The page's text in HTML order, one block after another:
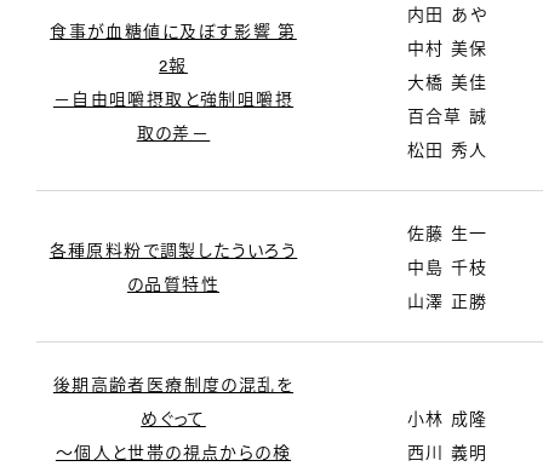
食事が血糖値に及ぼす影響 第
2報
－自由咀嚼摂取と強制咀嚼摂
取の差－
内田 あや
中村 美保
大橋 美佳
百合草 誠
松田 秀人
各種原料粉で調製したういろう
の品質特性
佐藤 生一
中島 千枝
山澤 正勝
後期高齢者医療制度の混乱を
めぐって
～個人と世帯の視点からの検
小林 成隆
西川 義明